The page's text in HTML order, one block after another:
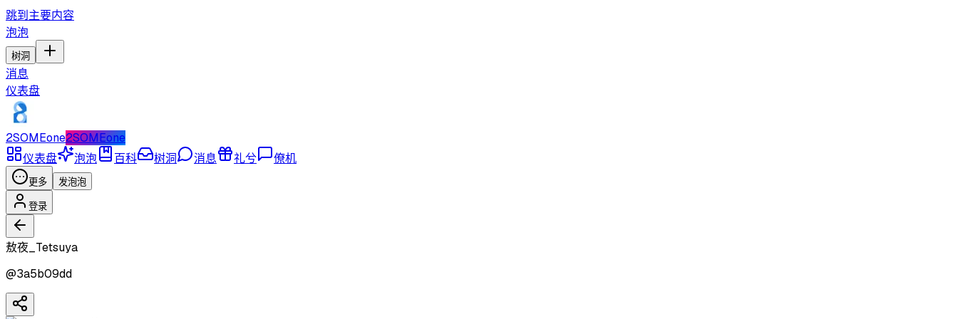
跳到主要内容
泡泡
树洞
消息
仪表盘
2SOMEone2SOMEone
仪表盘
泡泡 百科 树洞 消息 礼兮 僚机
更多 发泡泡
登录
敖夜_Tetsuya
@3a5b09dd